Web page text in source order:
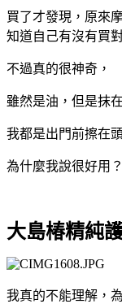
買了才發現，原來
知道自己有沒有買對
不過真的很神奇，
雖然是油，但是抹
我都是出門前擦在
為什麼我說很好用
大島椿精純
我真的不能理解，